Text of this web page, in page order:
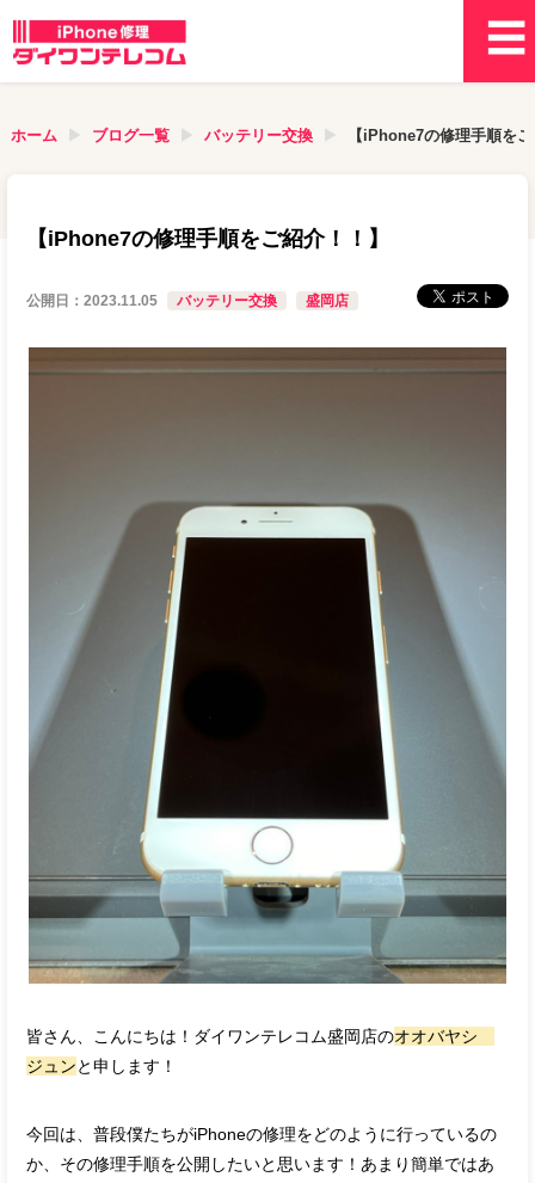
ホーム ブログ一覧 バッテリー交換 【iPhone7の修理手順を
【iPhone7の修理手順をご紹介！！】
公開日：2023.11.05 バッテリー交換 盛岡店
皆さん、こんにちは！ダイワンテレコム盛岡店のオオバヤシ
ジュンと申します！
今回は、普段僕たちがiPhoneの修理をどのように行っているの
か、その修理手順を公開したいと思います！あまり簡単ではあ